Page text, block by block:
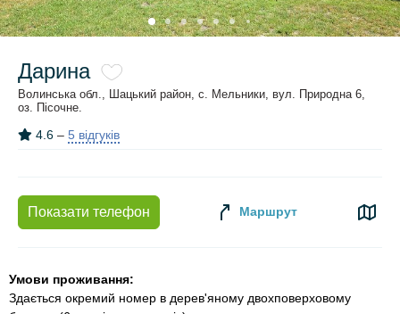
Дарина
Волинська обл., Шацький район, с. Мельники, вул. Природна 6,
оз. Пісочне.
4.6 – 5 відгуків
Показати телефон Маршрут
Умови проживання:
Здається окремий номер в дерев'яному двохповерховому